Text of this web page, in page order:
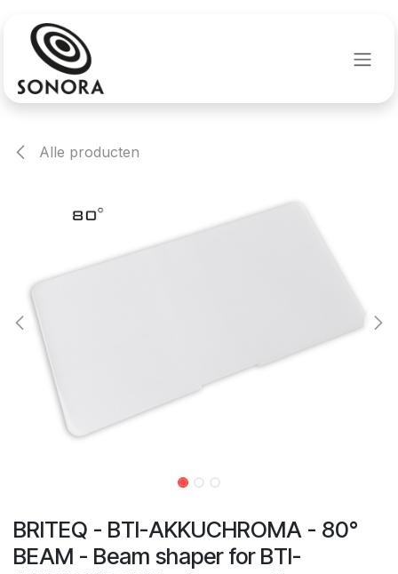
Alle producten
BRITEQ - BTI-AKKUCHROMA - 80°
BEAM - Beam shaper for BTI-